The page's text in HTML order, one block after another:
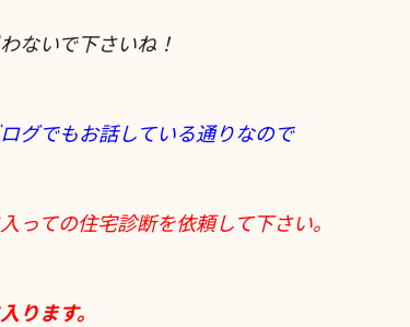
ないで下さいね！
グでもお話している通りなので
っての住宅診断を依頼して下さい。
ります。